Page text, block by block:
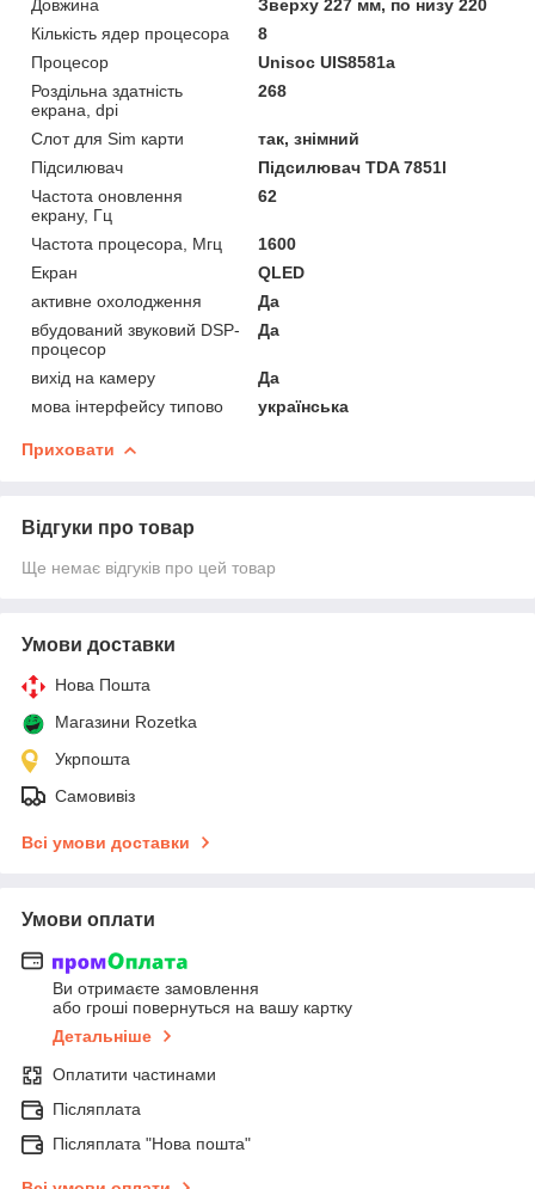
Довжина
Зверху 227 мм, по низу 220
Кількість ядер процесора
8
Процесор
Unisoc UIS8581a
Роздільна здатність
екрана, dpi
268
Слот для Sim карти
так, знімний
Підсилювач
Підсилювач TDA 7851l
Частота оновлення
екрану, Гц
62
Частота процесора, Мгц
1600
Екран
QLED
активне охолодження
Да
вбудований звуковий DSP-
процесор
Да
вихід на камеру
Да
мова інтерфейсу типово
українська
Приховати
Відгуки про товар
Ще немає відгуків про цей товар
Умови доставки
Нова Пошта
Магазини Rozetka
Укрпошта
Самовивіз
Всі умови доставки
Умови оплати
Ви отримаєте замовлення
або гроші повернуться на вашу картку
Детальніше
Оплатити частинами
Післяплата
Післяплата "Нова пошта"